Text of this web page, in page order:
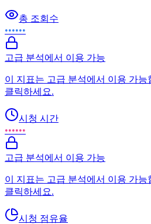
총 조회수
••••••
고급 분석에서 이용 가능
이 지표는 고급 분석에서 이용 가
클릭하세요.
시청 시간
••••••
고급 분석에서 이용 가능
이 지표는 고급 분석에서 이용 가
클릭하세요.
시청 점유율